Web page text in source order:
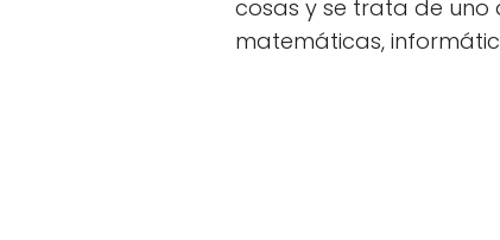
cosas y se trata de
matemáticas,